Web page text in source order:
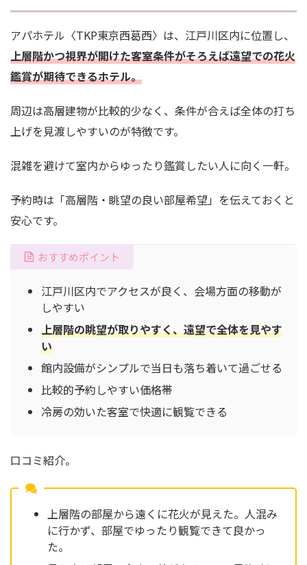
アパホテル〈TKP東京西葛西〉は、江戸川区内に位置し、
上層階かつ視界が開けた客室条件がそろえば遠望での花火
鑑賞が期待できるホテル。
周辺は高層建物が比較的少なく、条件が合えば全体の打ち
上げを見渡しやすいのが特徴です。
混雑を避けて室内からゆったり鑑賞したい人に向く一軒。
予約時は「高層階・眺望の良い部屋希望」を伝えておくと
安心です。
おすすめポイント
江戸川区内でアクセスが良く、会場方面の移動が
しやすい
上層階の眺望が取りやすく、遠望で全体を見やす
い
館内設備がシンプルで当日も落ち着いて過ごせる
比較的予約しやすい価格帯
冷房の効いた客室で快適に観覧できる
口コミ紹介。
上層階の部屋から遠くに花火が見えた。人混み
に行かず、部屋でゆったり観覧できて良かっ
た。